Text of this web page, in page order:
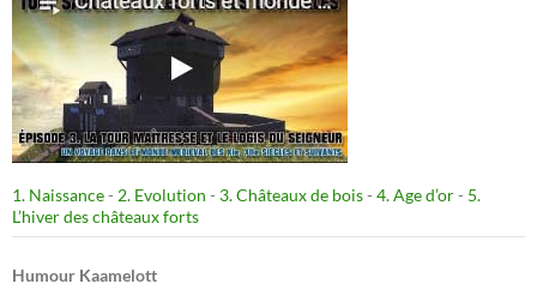
1. Naissance- 2. Evolution - 3. Châteaux de bois- 4. Age d’or- 5.
L’hiver des châteaux forts
Humour Kaamelott